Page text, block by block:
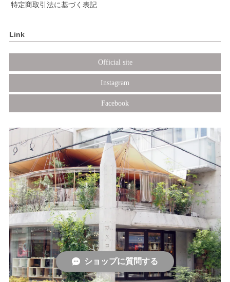
特定商取引法に基づく表記
Link
Official site
Instagram
Facebook
ショップに質問する